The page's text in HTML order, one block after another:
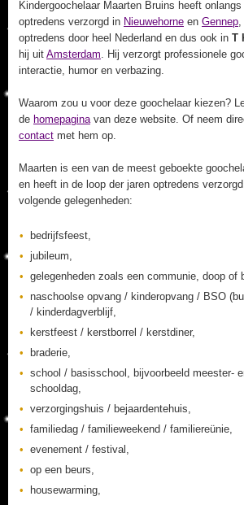
Kindergoochelaar Maarten Bruins heeft
optredens verzorgd in Nieuwehorne en Gennep,
optredens door heel Nederland en dus ook in T
hij uit Amsterdam. Hij verzorgt professionele
interactie, humor en verbazing.
Waarom zou u voor deze goochelaar kiezen?
de homepaginavan deze website. Of neem
contact met hem op.
Maarten is een van de meest geboekte
en heeft in de loop der jaren optredens
volgende gelegenheden:
bedrijfsfeest,
jubileum,
gelegenheden zoals een communie, doop of
naschoolse opvang / kinderopvang / BSO
/ kinderdagverblijf,
kerstfeest / kerstborrel / kerstdiner,
braderie,
school / basisschool, bijvoorbeeld meester-
schooldag,
verzorgingshuis / bejaardentehuis,
familiedag / familieweekend / familiereünie,
evenement / festival,
op een beurs,
housewarming,